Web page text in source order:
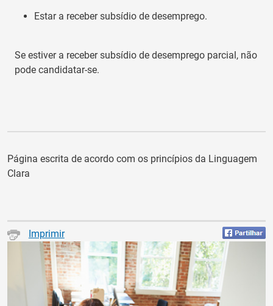
Estara receber subsídio de desemprego.
Se estiver a recebersubsídio de desemprego parcial, não
pode candidatar-se.
Página escrita de acordo com os princípios da Linguagem
Clara
Imprimir